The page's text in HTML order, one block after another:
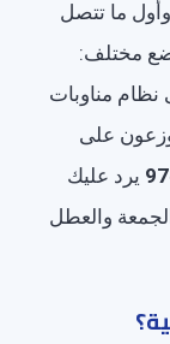
تكتب خدمة 24 ساعة وأول ما تتصل
مختلف:
نظام مناوبات
على
يرد عليك
والعطل